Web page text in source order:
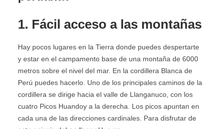
1. Fácil acceso a las montañas
Hay pocos lugares en la Tierra donde puedes despertarte
y estar en el campamento base de una montaña de 6000
metros sobre el nivel del mar. En la cordillera Blanca de
Perú puedes hacerlo. Uno de los principales caminos de la
cordillera se dirige hacia el valle de Llanganuco, con los
cuatro Picos Huandoy a la derecha. Los picos apuntan en
cada una de las direcciones cardinales. Para disfrutar de